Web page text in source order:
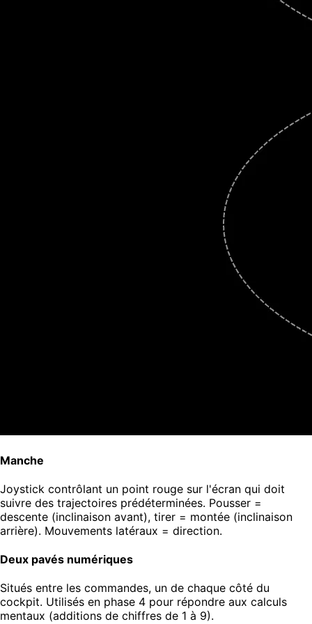
Manche
Joystick contrôlant un point rouge sur l'écran qui doit
suivre des trajectoires prédéterminées. Pousser =
descente (inclinaison avant), tirer = montée (inclinaison
arrière). Mouvements latéraux = direction.
Deux pavés numériques
Situés entre les commandes, un de chaque côté du
cockpit. Utilisés en phase 4 pour répondre aux calculs
mentaux (additions de chiffres de 1 à 9).